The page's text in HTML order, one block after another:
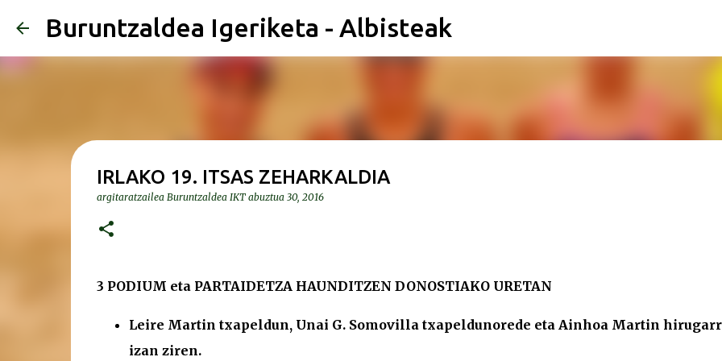
Saltatu eta joan eduki nagusira
Buruntzaldea Igeriketa - Albisteak
IRLAKO 19. ITSAS ZEHARKALDIA
argitaratzailea Buruntzaldea IKT abuztua 30, 2016
3 PODIUM eta PARTAIDETZA HAUNDITZEN DONOSTIAKO URETAN
Leire Martin txapeldun, Unai G. Somovilla txapeldunorede eta Ainhoa Martin
izan ziren.